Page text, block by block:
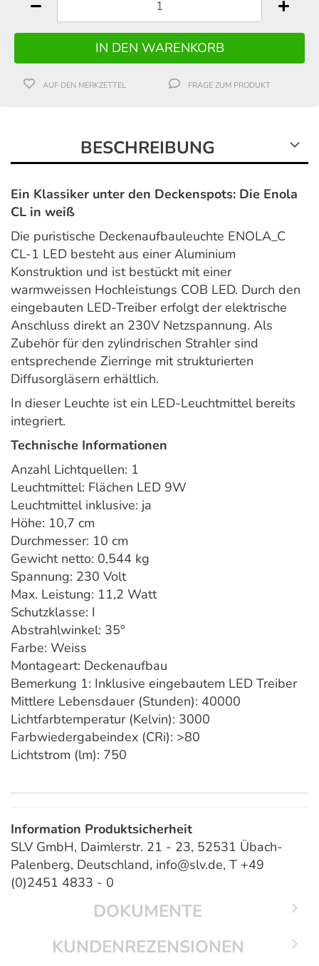
AUF DEN MERKZETTEL FRAGE ZUM PRODUKT
BESCHREIBUNG
Ein Klassiker unter den Deckenspots: Die Enola
CL in weiß
Die puristische Deckenaufbauleuchte ENOLA_C
CL-1 LED besteht aus einer Aluminium
Konstruktion und ist bestückt mit einer
warmweissen Hochleistungs COB LED. Durch den
eingebauten LED-Treiber erfolgt der elektrische
Anschluss direkt an 230V Netzspannung. Als
Zubehör für den zylindrischen Strahler sind
entsprechende Zierringe mit strukturierten
Diffusorgläsern erhältlich.
In dieser Leuchte ist ein LED-Leuchtmittel bereits
integriert.
Technische Informationen
Anzahl Lichtquellen: 1
Leuchtmittel: Flächen LED 9W
Leuchtmittel inklusive: ja
Höhe: 10,7 cm
Durchmesser: 10 cm
Gewicht netto: 0,544 kg
Spannung: 230 Volt
Max. Leistung: 11,2 Watt
Schutzklasse: I
Abstrahlwinkel: 35°
Farbe: Weiss
Montageart: Deckenaufbau
Bemerkung 1: Inklusive eingebautem LED Treiber
Mittlere Lebensdauer (Stunden): 40000
Lichtfarbtemperatur (Kelvin): 3000
Farbwiedergabeindex (CRi): >80
Lichtstrom (lm): 750
Information Produktsicherheit
SLV GmbH, Daimlerstr. 21 - 23, 52531 Übach-
Palenberg, Deutschland, info@slv.de, T +49
(0)2451 4833 - 0
DOKUMENTE
KUNDENREZENSIONEN